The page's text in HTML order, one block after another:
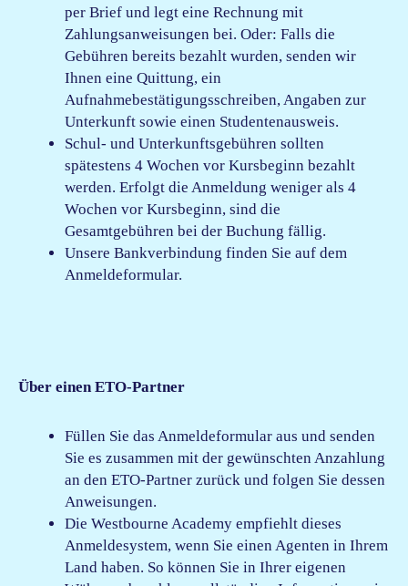
per Brief und legt eine Rechnung mit
Zahlungsanweisungen bei. Oder: Falls die
Gebühren bereits bezahlt wurden, senden wir
Ihnen eine Quittung, ein
Aufnahmebestätigungsschreiben, Angaben zur
Unterkunft sowie einen Studentenausweis.
Schul- und Unterkunftsgebühren sollten
spätestens 4 Wochen vor Kursbeginn bezahlt
werden. Erfolgt die Anmeldung weniger als 4
Wochen vor Kursbeginn, sind die
Gesamtgebühren bei der Buchung fällig.
Unsere Bankverbindung finden Sie auf dem
Anmeldeformular.
Über einen ETO-Partner
Füllen Sie das Anmeldeformular aus und senden
Sie es zusammen mit der gewünschten Anzahlung
an den ETO-Partner zurück und folgen Sie dessen
Anweisungen.
Die Westbourne Academy empfiehlt dieses
Anmeldesystem, wenn Sie einen Agenten in Ihrem
Land haben. So können Sie in Ihrer eigenen